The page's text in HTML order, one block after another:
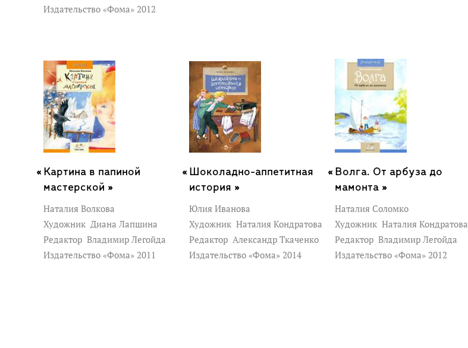
Издательство «Фома» 2012
Картина в папиной
мастерской »
Наталия Волкова
Художник Диана Лапшина
Редактор Владимир Легойда
Издательство «Фома» 2011
Шоколадно-аппетитная
история »
Юлия Иванова
Художник Наталия Кондратова
Редактор Александр Ткаченко
Издательство «Фома» 2014
Волга. От арбуза до
мамонта »
Наталия Соломко
Художник Наталия Кондратова
Редактор Владимир Легойда
Издательство «Фома» 2012